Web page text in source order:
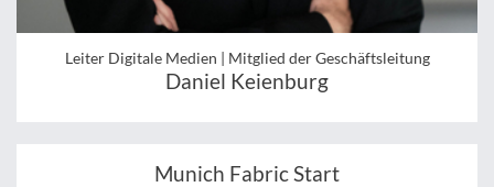
Leiter Digitale Medien | Mitglied der Geschäftsleitung
Daniel Keienburg
Munich Fabric Start